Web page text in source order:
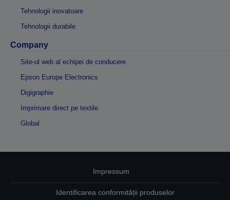
Tehnologii inovatoare
Tehnologii durabile
Company
Site-ul web al echipei de conducere
Epson Europe Electronics
Digigraphie
Imprimare direct pe textile
Global
Impressum
Identificarea conformității produselor